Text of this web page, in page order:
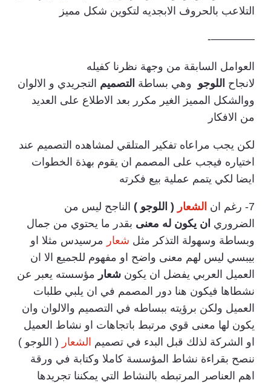
التلاعب بالحروف الابجديه لتكوين شكل مميز
————-
العوامل السابقة من وجهة نظرنا كفيله
لانجاح اللوجو وهي بساطة التصميم التجريدي و الالوان
ووالشكل المميز الغير مكرر بعد الاطلاع على العديد
من الافكار
لكن يجب مراعاه تفكير المتلقي لمشاهده التصميم عند
اختياره فيجب على المصمم ان يقوم بهذة الخطوات
ايضا لكي يتمم عملية بيع فكرته
7- رغم ان الشعار ( اللوجو ) الناجح ليس من
الضروري ان يكون له معنى بقدر ما يحتوي من جمال
وبساطة وسهولة التذكر مثل شعار مرسيدس مثلا او
بيبسي ليس لهم معنى واضح او مفهوم للجميع الا ان
العميل العربي يفضل ان يكون شعار مؤسسته يعبر عن
نشطاها فيكون هنا دور المصمم في ان يلبي طلبات
العميل ولكن برؤيته ببساطه في التصميم والالوان وان
يكون لها معنى قوي مرتبط باتجاهات او نشاط العميل
او الشركة لذلك قبل البدء في تصميم الشعار ( اللوجو )
ننصح بقراءة نشاط المؤسسة كاملا وكتابة في ورقة
اهم العناصر المرتبطه بالنشاط التي يمكننا تجريدها